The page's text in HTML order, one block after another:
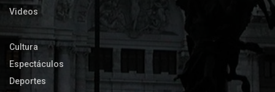
Videos
Cultura
Espectáculos
Deportes